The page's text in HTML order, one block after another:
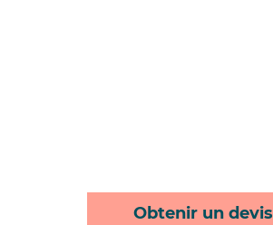
Obtenir un devis